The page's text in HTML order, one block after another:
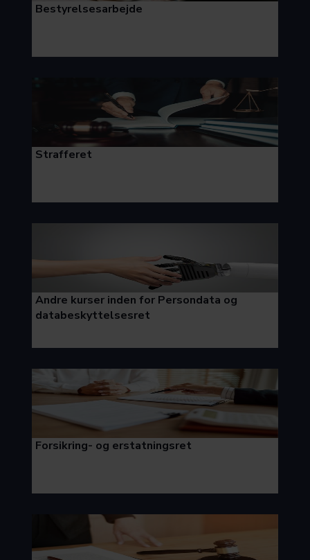
Bestyrelsesarbejde
Strafferet
Andre kurser inden for Persondata og
databeskyttelsesret
Forsikring- og erstatningsret